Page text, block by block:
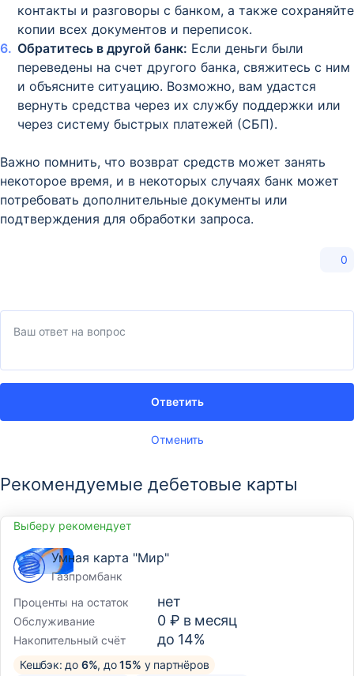
контакты и разговоры с банком, а также сохраняйте
копии всех документов и переписок.
Обратитесь в другой банк: Если деньги были
переведены на счет другого банка, свяжитесь с ним
и объясните ситуацию. Возможно, вам удастся
вернуть средства через их службу поддержки или
через систему быстрых платежей (СБП).
Важно помнить, что возврат средств может занять
некоторое время, и в некоторых случаях банк может
потребовать дополнительные документы или
подтверждения для обработки запроса.
0
Отменить
Ответить
Рекомендуемые дебетовые карты
Выберу рекомендует
Умная карта "Мир"
Газпромбанк
Проценты на остаток
нет
Обслуживание 0 ₽ в месяц
Накопительный счёт до 14%
Кешбэк: до 6%, до15% у партнёров